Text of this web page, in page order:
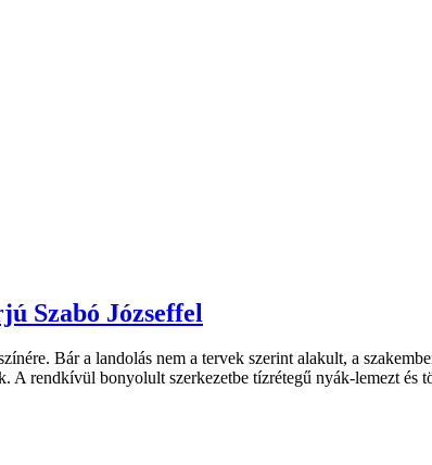
Szabó Józseffel
Bár a landolás nem a tervek szerint alakult, a
rendkívül bonyolult szerkezetbe tízrétegű nyák-lemezt és